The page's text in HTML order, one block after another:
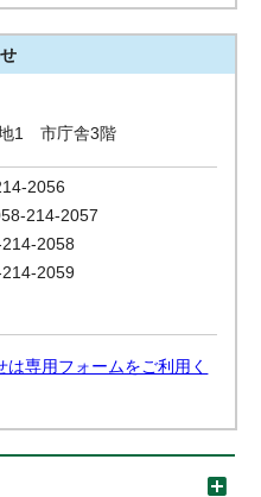
1 市庁舎3階
2056
214-2057
2058
2059
専用フォームをご利用く